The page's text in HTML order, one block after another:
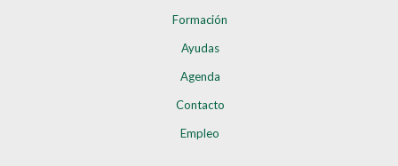
Formación
Ayudas
Agenda
Contacto
Empleo